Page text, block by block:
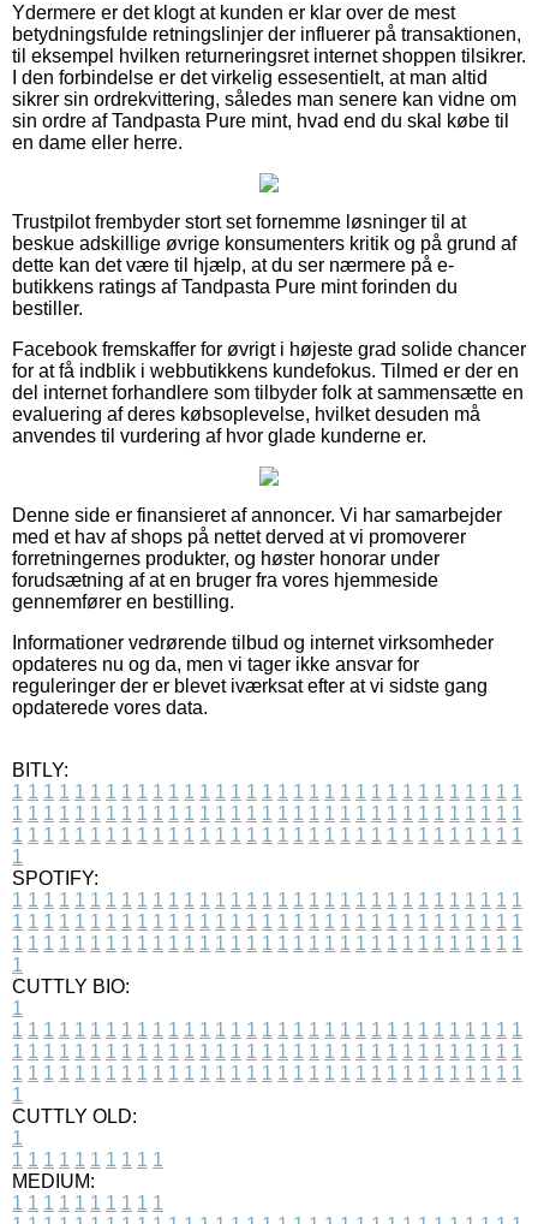
Ydermere er det klogt at kunden er klar over de mest
betydningsfulde retningslinjer der influerer på transaktionen,
til eksempel hvilken returneringsret internet shoppen tilsikrer.
I den forbindelse er det virkelig essesentielt, at man altid
sikrer sin ordrekvittering, således man senere kan vidne om
sin ordre af Tandpasta Pure mint, hvad end du skal købe til
en dame eller herre.
Trustpilot frembyder stort set fornemme løsninger til at
beskue adskillige øvrige konsumenters kritik og på grund af
dette kan det være til hjælp, at du ser nærmere på e-
butikkens ratings af Tandpasta Pure mint forinden du
bestiller.
Facebook fremskaffer for øvrigt i højeste grad solide chancer
for at få indblik i webbutikkens kundefokus. Tilmed er der en
del internet forhandlere som tilbyder folk at sammensætte en
evaluering af deres købsoplevelse, hvilket desuden må
anvendes til vurdering af hvor glade kunderne er.
Denne side er finansieret af annoncer. Vi har samarbejder
med et hav af shops på nettet derved at vi promoverer
forretningernes produkter, og høster honorar under
forudsætning af at en bruger fra vores hjemmeside
gennemfører en bestilling.
Informationer vedrørende tilbud og internet virksomheder
opdateres nu og da, men vi tager ikke ansvar for
reguleringer der er blevet iværksat efter at vi sidste gang
opdaterede vores data.
BITLY:
1 1 1 1 1 1 1 1 1 1 1 1 1 1 1 1 1 1 1 1 1 1 1 1 1 1 1 1 1 1 1 1 1
1 1 1 1 1 1 1 1 1 1 1 1 1 1 1 1 1 1 1 1 1 1 1 1 1 1 1 1 1 1 1 1 1
1 1 1 1 1 1 1 1 1 1 1 1 1 1 1 1 1 1 1 1 1 1 1 1 1 1 1 1 1 1 1 1 1
1
SPOTIFY:
1 1 1 1 1 1 1 1 1 1 1 1 1 1 1 1 1 1 1 1 1 1 1 1 1 1 1 1 1 1 1 1 1
1 1 1 1 1 1 1 1 1 1 1 1 1 1 1 1 1 1 1 1 1 1 1 1 1 1 1 1 1 1 1 1 1
1 1 1 1 1 1 1 1 1 1 1 1 1 1 1 1 1 1 1 1 1 1 1 1 1 1 1 1 1 1 1 1 1
1
CUTTLY BIO:
1
1 1 1 1 1 1 1 1 1 1 1 1 1 1 1 1 1 1 1 1 1 1 1 1 1 1 1 1 1 1 1 1 1
1 1 1 1 1 1 1 1 1 1 1 1 1 1 1 1 1 1 1 1 1 1 1 1 1 1 1 1 1 1 1 1 1
1 1 1 1 1 1 1 1 1 1 1 1 1 1 1 1 1 1 1 1 1 1 1 1 1 1 1 1 1 1 1 1 1
1
CUTTLY OLD:
1
1 1 1 1 1 1 1 1 1 1
MEDIUM:
1 1 1 1 1 1 1 1 1 1